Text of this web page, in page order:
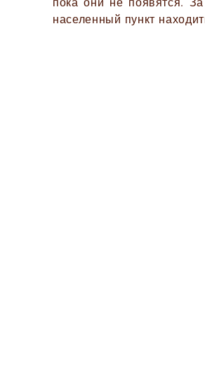
населенный пункт